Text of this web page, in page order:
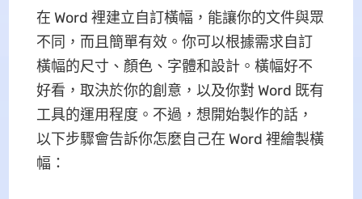
在 Word 裡建立自訂橫幅，能讓你的文件與眾
不同，而且簡單有效。你可以根據需求自訂
橫幅的尺寸、顏色、字體和設計。橫幅好不
好看，取決於你的創意，以及你對 Word 既有
工具的運用程度。不過，想開始製作的話，
以下步驟會告訴你怎麼自己在 Word 裡繪製橫
幅：